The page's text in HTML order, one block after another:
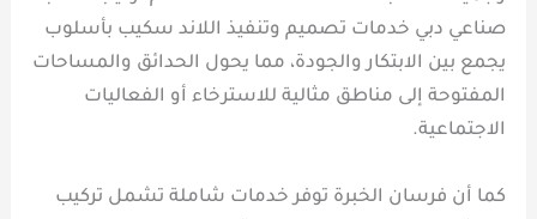
صناعي دبي خدمات تصميم وتنفيذ اللاند سكيب بأسلوب
يجمع بين الابتكار والجودة، مما يحول الحدائق والمساحات
المفتوحة إلى مناطق مثالية للاسترخاء أو الفعاليات
الاجتماعية.
كما أن فرسان الخبرة توفر خدمات شاملة تشمل تركيب